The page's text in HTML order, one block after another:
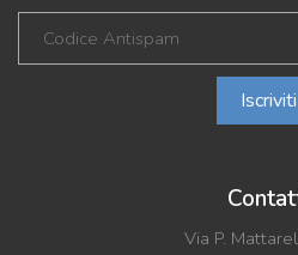
Iscriviti
Via P.